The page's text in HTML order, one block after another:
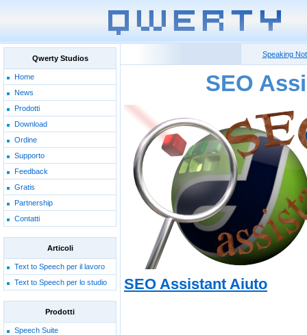
Qwerty Studios
Home
News
Prodotti
Download
Ordine
Supporto
Feedback
Gratis
Partnership
Contatti
Articoli
Text to Speech per il lavoro
Text to Speech per lo studio
Prodotti
Speech Suite
Speaking
SEO
SEO Assistant Aiuto